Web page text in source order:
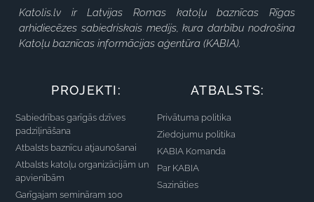
Katolis.lv ir Latvijas Romas katoļu baznīcas Rīgas
arhidiecēzes sabiedriskais medijs, kura darbību nodrošina
Katoļu baznīcas informācijas aģentūra (KABIA).
PROJEKTI:
Sabiedrības garīgās dzīves
padziļināšana
Atbalsts baznīcu atjaunošanai
Atbalsts katoļu organizācijām un
apvienībām
Garīgajam semināram 100
ATBALSTS:
Privātuma politika
Ziedojumu politika
KABIA Komanda
Par KABIA
Sazināties